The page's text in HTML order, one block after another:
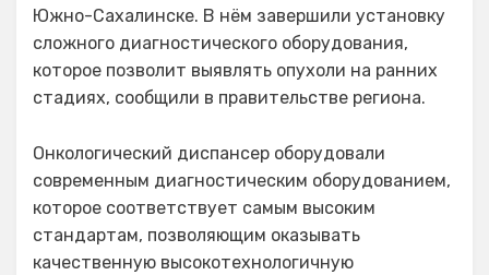
Южно-Сахалинске. В нём завершили установку
сложного диагностического оборудования,
которое позволит выявлять опухоли на ранних
стадиях, сообщили в правительстве региона.
Онкологический диспансер оборудовали
современным диагностическим оборудованием,
которое соответствует самым высоким
стандартам, позволяющим оказывать
качественную высокотехнологичную